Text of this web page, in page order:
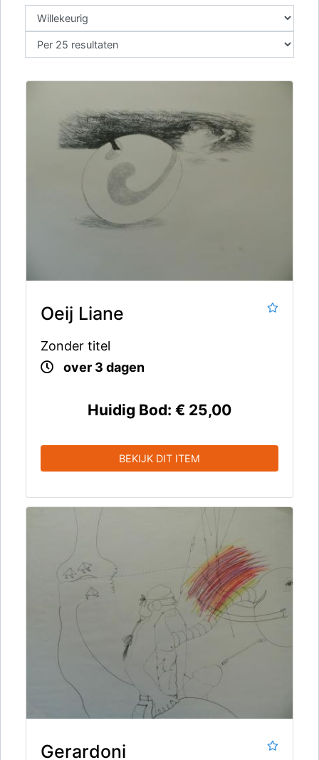
Oeij Liane
Zonder titel
over 3 dagen
Huidig Bod: € 25,00
BEKIJK DIT ITEM
Gerardoni